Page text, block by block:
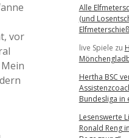
vor
Alle
(und
live Spiele zu
Hertha BSC
Bundesliga in
Lesenswerte
Ronald Reng